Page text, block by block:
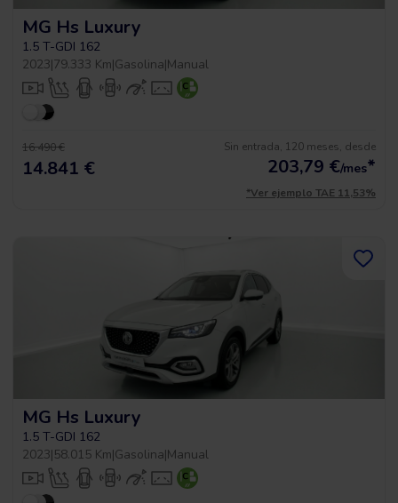
MG Hs Luxury
1.5 T-GDI 162
2023|79.333 Km|Gasolina|Manual
16.490 €
14.841 €
Sin entrada, 120 meses, desde
203,79 €/mes*
*Ver ejemplo TAE 11,53%
MG Hs Luxury
1.5 T-GDI 162
2023|58.015 Km|Gasolina|Manual